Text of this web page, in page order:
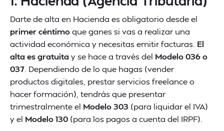
Darte de alta en Hacienda es obligatorio desde el
primer céntimoque ganes si vas a realizar una
actividad económica y necesitas emitir facturas. El
alta es gratuita y se hace a través del Modelo 036 o
037 . Dependiendo de lo que hagas (vender
productos digitales, prestar servicios freelance o
hacer formación), tendrás que presentar
trimestralmente el Modelo 303 (para liquidar el IVA)
y el Modelo 130 (para los pagos a cuenta del IRPF).